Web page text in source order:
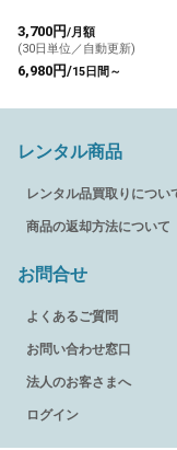
3,700円/月額
(30日単位／自動更新)
6,980円/15日間～
レンタル商品
レンタル品買取りについ
商品の返却方法について
お問合せ
よくあるご質問
お問い合わせ窓口
法人のお客さまへ
ログイン